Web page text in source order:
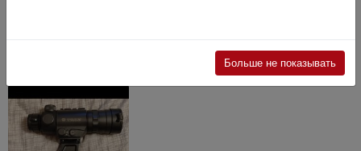
Больше не показывать